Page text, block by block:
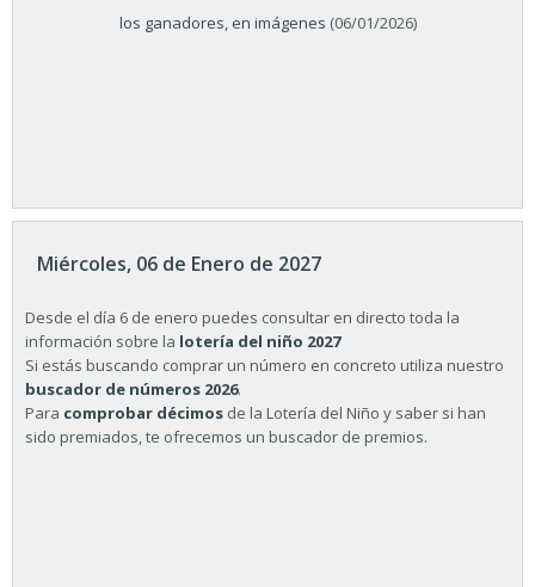
los ganadores, en imágenes (06/01/2026)
Miércoles, 06 de Enero de 2027
Desde el día 6 de enero puedes consultar en directo toda la
información sobre la lotería del niño 2027
Si estás buscando comprar un número en concreto utiliza nuestro
buscador de números 2026.
Para comprobar décimos de la Lotería del Niño y saber si han
sido premiados, te ofrecemos un buscador de premios.